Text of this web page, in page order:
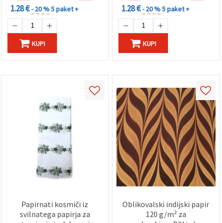
1.28 €- 20 %5 paket +
KUPI
1.28 €- 20 %5 paket +
KUPI
Papirnati kosmiči iz
svilnatega papirja za
Oblikovalski indijski papir
120 g/m² za